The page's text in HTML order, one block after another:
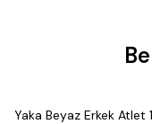
Yaka Beyaz Erkek Atlet